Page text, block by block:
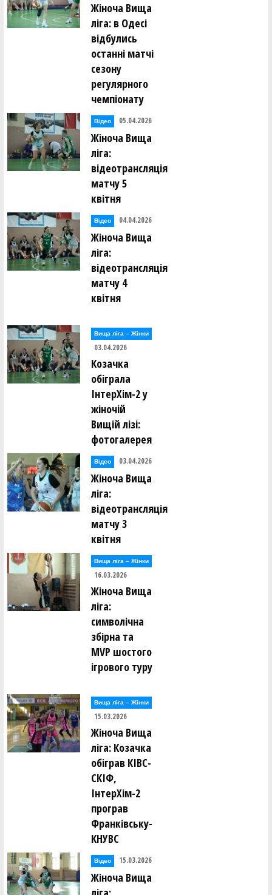
Жіноча Вища
ліга: в Одесі
відбулись
останні матчі
сезону
регулярного
чемпіонату
Відео 05.04.2026
Жіноча Вища
ліга:
відеотрансляція
матчу 5
квітня
Відео 04.04.2026
Жіноча Вища
ліга:
відеотрансляція
матчу 4
квітня
Вища лiга – Жiнки
03.04.2026
Козачка
обіграла
ІнтерХім-2 у
жіночій
Вищій лізі:
фотогалерея
Відео 03.04.2026
Жіноча Вища
ліга:
відеотрансляція
матчу 3
квітня
Вища лiга – Жiнки
16.03.2026
Жіноча Вища
ліга:
символічна
збірна та
MVP шостого
ігрового туру
Вища лiга – Жiнки
15.03.2026
Жіноча Вища
ліга: Козачка
обіграв КІВС-
СКІФ,
ІнтерХім-2
програв
Франківську-
КНУВС
Відео 15.03.2026
Жіноча Вища